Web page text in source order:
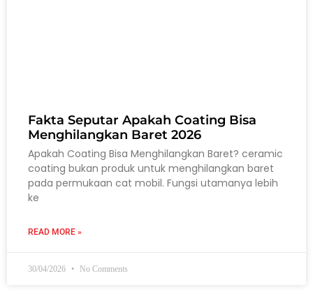
Fakta Seputar Apakah Coating Bisa
Menghilangkan Baret 2026
Apakah Coating Bisa Menghilangkan Baret? ceramic
coating bukan produk untuk menghilangkan baret
pada permukaan cat mobil. Fungsi utamanya lebih
ke
READ MORE »
30/04/2026 No Comments